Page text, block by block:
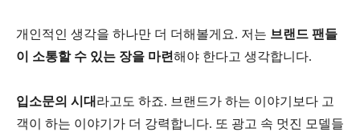
개인적인 생각을 하나만 더 더해볼게요. 저는 브랜드 팬들
이 소통할 수 있는 장을 마련해야 한다고 생각합니다.
입소문의 시대 라고도 하죠. 브랜드가 하는 이야기보다 고
객이 하는 이야기가 더 강력합니다. 또 광고 속 멋진 모델들